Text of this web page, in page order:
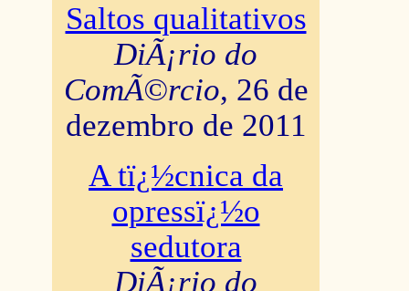
Saltos qualitativos
DiÃ¡rio do
ComÃ©rcio, 26 de
dezembro de 2011
A tï¿½cnica da
opressï¿½o
sedutora
DiÃ¡rio do